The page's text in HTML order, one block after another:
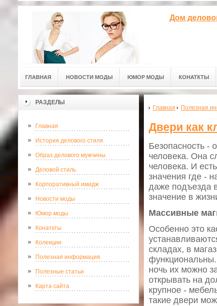
Дом
ГЛАВНАЯ НОВОСТИ МОДЫ ЮМОР МОДЫ КОНАТКТЫ
РАЗДЕЛЫ
Главная
История делового стиля
Образ делового мужчины
Деловой стиль
Корпоративный имидж
Новости моды
Юмор моды
Конаткты
Колекции
Полезная информация
Полезные статьи
Карта сайта
Главная Полезная
Двери как
Безопасность -
человека. Она
человека. И
значения где -
даже подъезда
значение в
Массивные
Особенно это
складах, в
функциональны.
ночь их можно
открывать на
крупное -
такие двери